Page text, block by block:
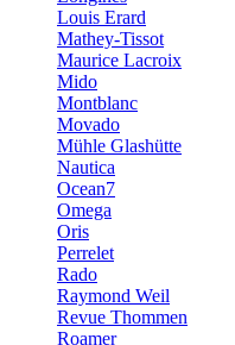
Louis Erard
Mathey-Tissot
Maurice Lacroix
Mido
Montblanc
Movado
Mühle Glashütte
Nautica
Ocean7
Omega
Oris
Perrelet
Rado
Raymond Weil
Revue Thommen
Roamer